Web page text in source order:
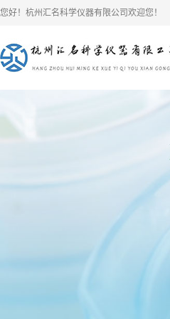
您好！杭州汇名科学仪器有限公司欢迎您！